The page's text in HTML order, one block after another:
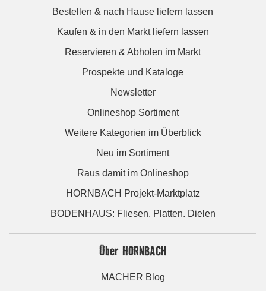
Bestellen & nach Hause liefern lassen
Kaufen & in den Markt liefern lassen
Reservieren & Abholen im Markt
Prospekte und Kataloge
Newsletter
Onlineshop Sortiment
Weitere Kategorien im Überblick
Neu im Sortiment
Raus damit im Onlineshop
HORNBACH Projekt-Marktplatz
BODENHAUS: Fliesen. Platten. Dielen
Über HORNBACH
MACHER Blog